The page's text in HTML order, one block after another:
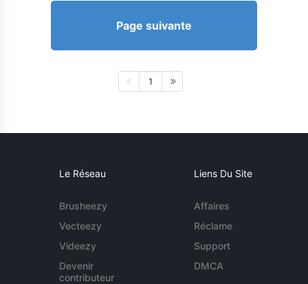
Page suivante
1
Le Réseau
Brusheezy
Vecteezy
Videezy
Devenir
contributeur
Liens Du Site
Affaires
Réclame
Support
DMCA